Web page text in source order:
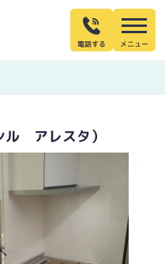
電話する
ル アレスタ）